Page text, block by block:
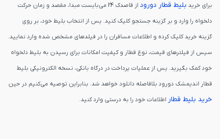
برای خرید بلیط قطار دورود
از قاصدک 24 می‌بایست مبدا، مقصد و زمان حرکت
دلخواه را وارد و بر گزینه جستجو کلیک کنید. پس از انتخاب بلیط خود، بر روی
گزینه خرید کلیک کرده و اطلاعات مسافران را در فیلدهای مشخص شده وارد نمایید.
سپس از فیلترهای قیمت، نوع قطار و کیفیت امکانات برای رسیدن به بلیط دلخواه
خود کمک بگیرید. پس از عملیات پرداخت در درگاه بانکی، نسخه الکترونیکی بلیط
قطار اندیمشک دورود بلافاصله دانلود خواهد شد. بنابراین توصیه می‌کنیم در حین
خرید بلیط قطار اطلاعات خود را به درستی وارد کنید.